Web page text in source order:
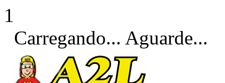
1
Carregando... Aguarde...